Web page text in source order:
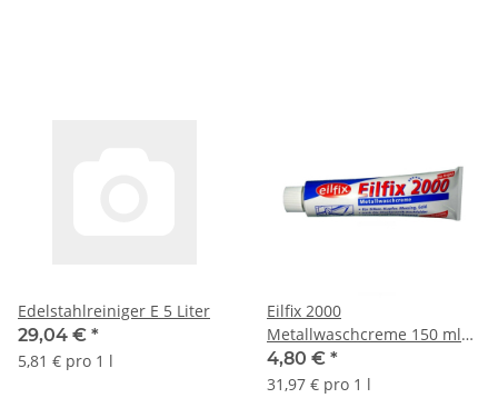
Edelstahlreiniger E 5 Liter
29,04 € *
5,81 € pro 1 l
Eilfix 2000
Metallwaschcreme 150 ml
Tube
4,80 € *
31,97 € pro 1 l